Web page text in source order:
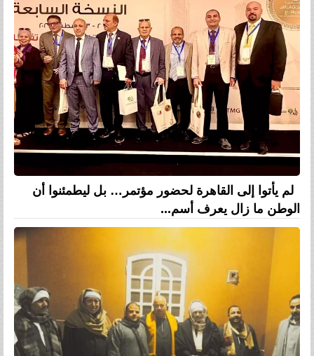
لم يأتوا إلى القاهرة لحضور مؤتمر… بل ليطمئنوا أن
الوطن ما زال يعرف أسم...